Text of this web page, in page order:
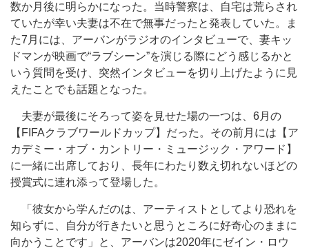
数か月後に明らかになった。当時警察は、自宅は荒らされ
ていたが幸い夫妻は不在で無事だったと発表していた。ま
た7月には、アーバンがラジオのインタビューで、妻キッ
ドマンが映画で“ラブシーン”を演じる際にどう感じるかと
いう質問を受け、突然インタビューを切り上げたように見
えたことでも話題となった。
夫妻が最後にそろって姿を見せた場の一つは、6月の
【FIFAクラブワールドカップ】だった。その前月には【ア
カデミー・オブ・カントリー・ミュージック・アワード】
に一緒に出席しており、長年にわたり数え切れないほどの
授賞式に連れ添って登場した。
「彼女から学んだのは、アーティストとしてより恐れを
知らずに、自分が行きたいと思うところに好奇心のままに
向かうことです」と、アーバンは2020年にゼイン・ロウ